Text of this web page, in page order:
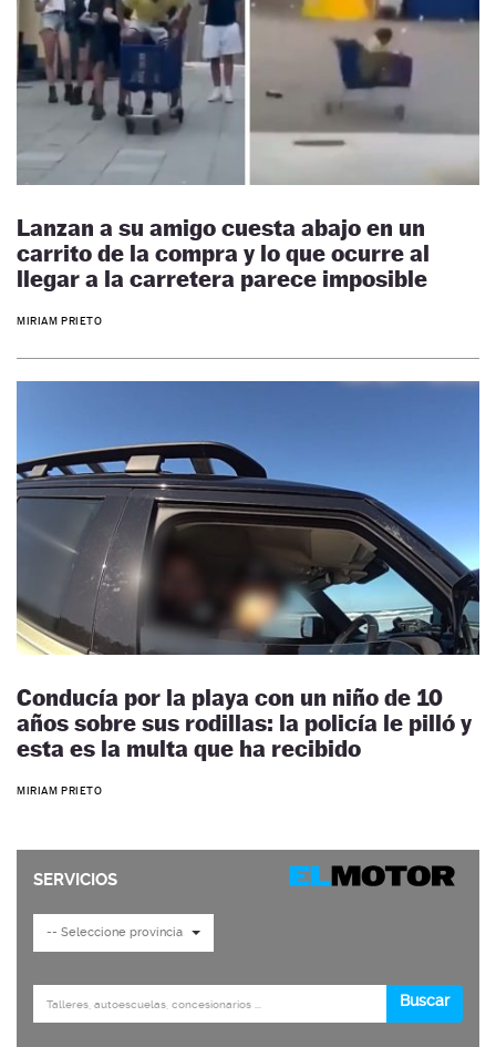
Lanzan a su amigo cuesta abajo en un
carrito de la compra y lo que ocurre al
llegar a la carretera parece imposible
MIRIAM PRIETO
Conducía por la playa con un niño de 10
años sobre sus rodillas: la policía le pilló y
esta es la multa que ha recibido
MIRIAM PRIETO